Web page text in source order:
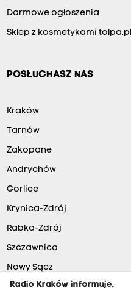
Darmowe ogłoszenia
Sklep z kosmetykami tolpa.pl
POSŁUCHASZ NAS
Kraków
Tarnów
Zakopane
Andrychów
Gorlice
Krynica-Zdrój
Rabka-Zdrój
Szczawnica
Nowy Sącz
Radio Kraków informuje,